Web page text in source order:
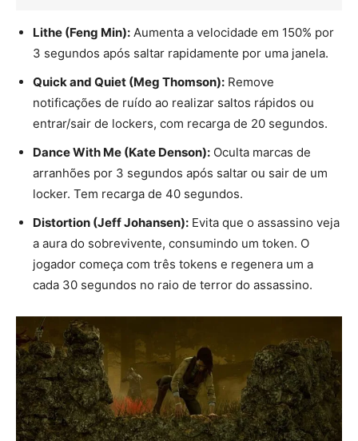
Lithe (Feng Min): Aumenta a velocidade em 150% por
3 segundos após saltar rapidamente por uma janela.
Quick and Quiet (Meg Thomson): Remove
notificações de ruído ao realizar saltos rápidos ou
entrar/sair de lockers, com recarga de 20 segundos.
Dance With Me (Kate Denson): Oculta marcas de
arranhões por 3 segundos após saltar ou sair de um
locker. Tem recarga de 40 segundos.
Distortion (Jeff Johansen): Evita que o assassino veja
a aura do sobrevivente, consumindo um token. O
jogador começa com três tokens e regenera um a
cada 30 segundos no raio de terror do assassino.